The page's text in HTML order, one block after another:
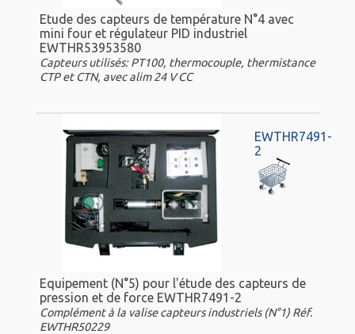
Etude des capteurs de température N°4 avec
mini four et régulateur PID industriel
EWTHR53953580
Capteurs utilisés: PT100, thermocouple, thermistance
CTP et CTN, avec alim 24 V CC
EWTHR7491-
2
Equipement (N°5) pour l'étude des capteurs de
pression et de force EWTHR7491-2
Complément à la valise capteurs industriels (N°1) Réf.
EWTHR50229